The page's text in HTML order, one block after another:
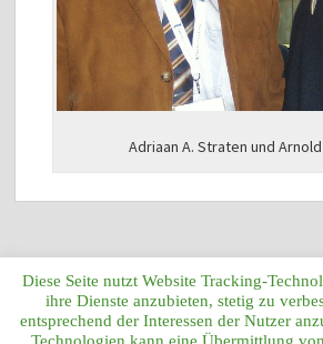
Adriaan A. Straten und
Diese Seite nutzt Website Tracking-
ihre Dienste anzubieten, stetig zu
entsprechend der Interessen der Nutzer